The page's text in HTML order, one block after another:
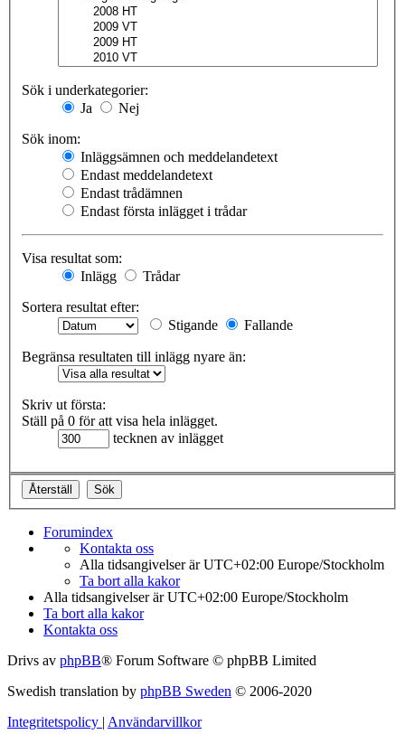
Sök i underkategorier:
Ja
Nej
Sök inom:
Inläggsämnen och meddelandetext
Endast meddelandetext
Endast trådämnen
Endast första inlägget i trådar
Visa resultat som:
Inlägg
Trådar
Sortera resultat efter:
Stigande
Fallande
Begränsa resultaten till inlägg nyare än:
Skriv ut första:
Ställ på 0 för att visa hela inlägget.
tecknen av inlägget
Forumindex
Kontakta oss
Alla tidsangivelser är UTC+02:00 Europe/Stockholm
Ta bort alla kakor
Alla tidsangivelser är UTC+02:00 Europe/Stockholm
Ta bort alla kakor
Kontakta oss
Drivs av phpBB® Forum Software © phpBB Limited
Swedish translation by phpBB Sweden © 2006-2020
Integritetspolicy | Användarvillkor